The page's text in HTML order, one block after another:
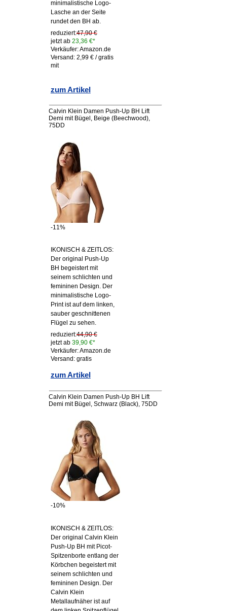
minimalistische Logo-
Lasche an der Seite
rundet den BH ab.
reduziert:47,90 €
jetzt ab 23,36 €*
Verkäufer: Amazon.de
Versand: 2,99 € / gratis
mit
zum Artikel
Calvin Klein Damen Push-Up BH Lift
Demi mit Bügel, Beige (Beechwood),
75DD
-11%
IKONISCH & ZEITLOS:
Der original Push-Up
BH begeistert mit
seinem schlichten und
femininen Design. Der
minimalistische Logo-
Print ist auf dem linken,
sauber geschnittenen
Flügel zu sehen.
reduziert:44,90 €
jetzt ab 39,90 €*
Verkäufer: Amazon.de
Versand: gratis
zum Artikel
Calvin Klein Damen Push-Up BH Lift
Demi mit Bügel, Schwarz (Black), 75DD
-10%
IKONISCH & ZEITLOS:
Der original Calvin Klein
Push-Up BH mit Picot-
Spitzenborte entlang der
Körbchen begeistert mit
seinem schlichten und
femininen Design. Der
Calvin Klein
Metallaufnäher ist auf